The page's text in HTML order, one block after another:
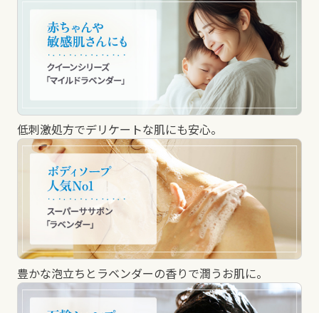
低刺激処方でデリケートな肌にも安心。
豊かな泡立ちとラベンダーの香りで潤うお肌に。